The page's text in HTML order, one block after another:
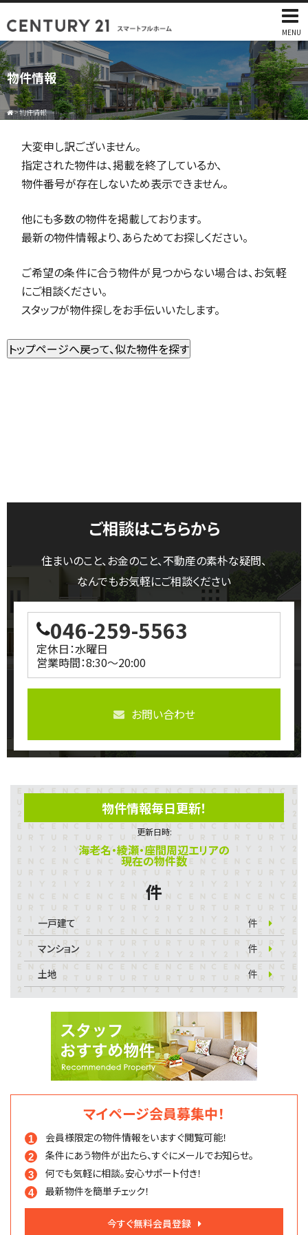
MENU
物件情報
>物件情報
大変申し訳ございません。
指定された物件は、掲載を終了しているか、
物件番号が存在しないため表示できません。
他にも多数の物件を掲載しております。
最新の物件情報より、あらためてお探しください。
ご希望の条件に合う物件が見つからない場合は、お気軽
にご相談ください。
スタッフが物件探しをお手伝いいたします。
ご相談はこちらから
住まいのこと、お金のこと、不動産の素朴な疑問、
なんでもお気軽にご相談ください
046-259-5563
定休日：水曜日
営業時間：8:30～20:00
お問い合わせ
物件情報毎日更新！
更新日時:
海老名・綾瀬・座間周辺エリアの
現在の物件数
件
一戸建て
件
マンション
件
土地
件
マイページ会員募集中！
会員様限定の物件情報をいますぐ閲覧可能！
条件にあう物件が出たら、すぐにメールでお知らせ。
何でも気軽に相談。安心サポート付き！
最新物件を簡単チェック！
今すぐ無料会員登録